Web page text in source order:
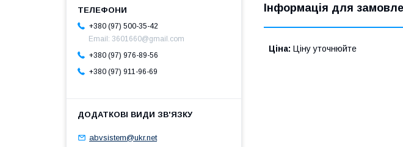
Інформація для
Ціна: Ціну уточнюйте
+380 (97) 500-35-42
Email: 3601660@gmail.com
+380 (97) 976-89-56
+380 (97) 911-96-69
abvsistem@ukr.net